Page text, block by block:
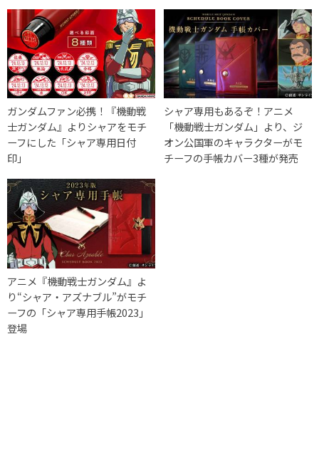
ガンダムファン必携！『機動戦
士ガンダム』よりシャアをモチ
ーフにした「シャア専用日付
印」
シャア専用もあるぞ！アニメ
「機動戦士ガンダム」より、ジ
オン公国軍のキャラクターがモ
チーフの手帳カバー3種が発売
アニメ『機動戦士ガンダム』よ
り“シャア・アズナブル”がモチ
ーフの「シャア専用手帳2023」
登場